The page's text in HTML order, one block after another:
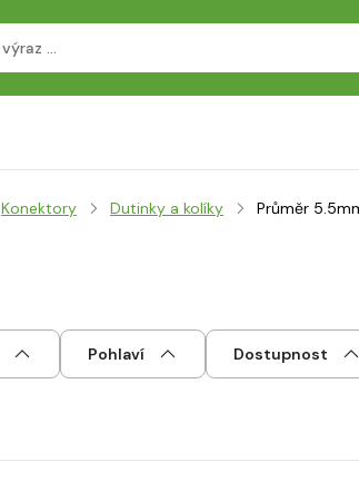
Konektory Dutinky a kolíky Průměr
Pohlaví Dostupnost